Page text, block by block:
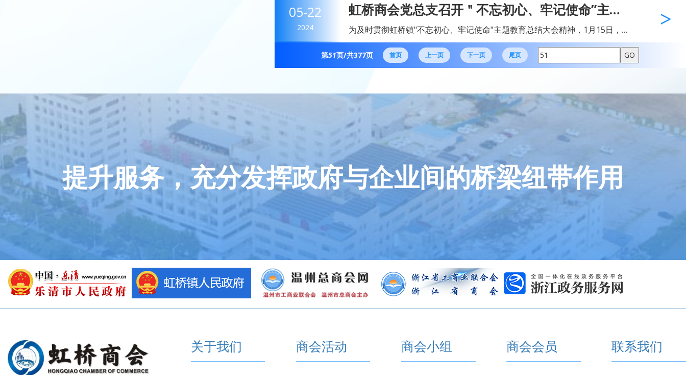
支部副书记臧国铭，副会长、中心党支部委员...
05-22
2024
虹桥商会党总支召开＂不忘初心、牢记使命”主题
教育总结大会
为及时贯彻虹桥镇"不忘初心、牢记使命"主题教育总结大会精神，1月15日，虹
桥商会党总支在商会五楼会议室开展"不忘初心、牢记使命"主题教育总结大会，
常务副会长、党总支书记包秀峰，党建工作指导...
第51页/共377页 首页 上一页 下一页 尾页
提升服务，充分发挥政府与企业间的桥梁纽带作用
关于我们 商会活动 商会小组 商会会员 联系我们